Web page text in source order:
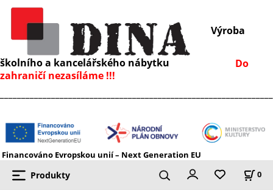
Výroba
školního a kancelářského nábytku Do
zahraničí nezasíláme !!!
Financováno Evropskou unií – Next Generation EU
Produkty 0